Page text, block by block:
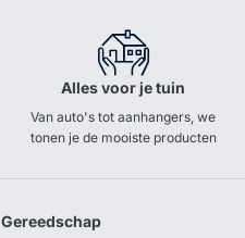
Alles voor je tuin
Van auto's tot aanhangers, we
tonen je de mooiste producten
Gereedschap